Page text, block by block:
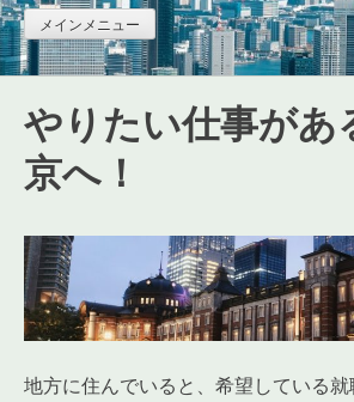
ス
キ
ッ
メインメニュー
やりたい仕事があ
京へ！
地方に住んでいると、希望している